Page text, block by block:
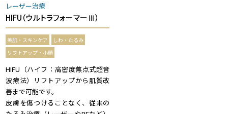
レーザー治療
HIFU（ウルトラフォーマーⅢ）
美肌・スキンケア
しわ・たるみ
リフトアップ・小顔
HIFU（ハイフ：高密度焦点式超音
波療法）リフトアップから肌質改
善まで可能です。
皮膚を傷つけることなく、従来の